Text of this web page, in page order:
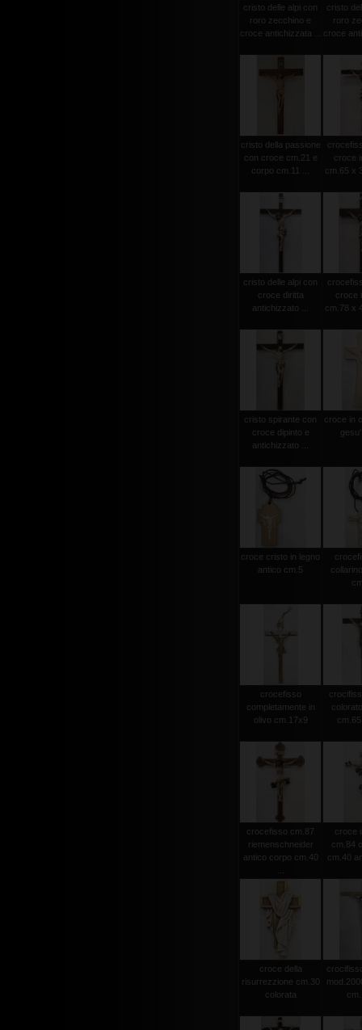
cristo delle alpi con
roro zecchino e
croce antichizzata ...
cristo
roro
croce
cristo della passione
con croce cm.21 e
corpo cm.11 ...
croce
cm.65 x
cristo delle alpi con
croce diritta
antichizzato ...
croce
cm.78 x
cristo spirante con
croce dipinto e
antichizzato ...
croce in
croce cristo in legno
antico cm.5
crocefisso
completamente in
olivo cm.17x9
crocefisso cm.87
riemenschneider
antico corpo cm.40
croce
cm.84
cm.40
croce della
risurrezzione cm.30
colorata